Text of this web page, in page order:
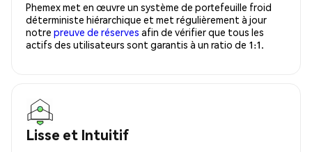
Phemex met en œuvre un système de portefeuille froid
déterministe hiérarchique et met régulièrement à jour
notre preuve de réserves afin de vérifier que tous les
actifs des utilisateurs sont garantis à un ratio de 1:1.
Lisse et Intuitif